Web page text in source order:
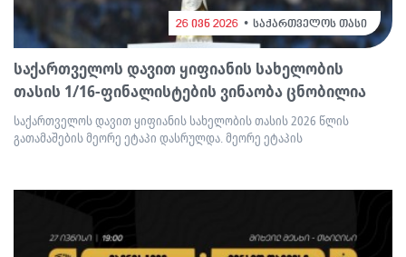
26 ივნ 2026 საქართველოს თასი
საქართველოს დავით ყიფიანის სახელობის
თასის 1/16-ფინალისტების ვინაობა ცნობილია
საქართველოს დავით ყიფიანის სახელობის თასის 2026 წლის
გათამაშების მეორე ეტაპი დასრულდა. მეორე ეტაპის